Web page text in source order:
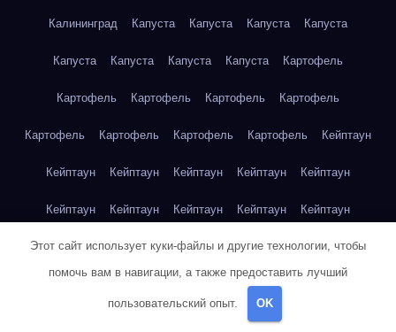
Калининград Капуста Капуста Капуста Капуста
Капуста Капуста Капуста Капуста Картофель
Картофель Картофель Картофель Картофель
Картофель Картофель Картофель Картофель Кейптаун
Кейптаун Кейптаун Кейптаун Кейптаун Кейптаун
Кейптаун Кейптаун Кейптаун Кейптаун Кейптаун
Кейптаун Кейптаун Кейптаун Кейптаун Кейптаун
Кейптаун
Клубника
Этот сайт использует куки-файлы и другие технологии, чтобы
помочь вам в навигации, а также предоставить лучший
пользовательский опыт. OK